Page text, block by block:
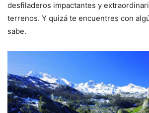
desfiladeros impactantes y
terrenos. Y quizá te encuentres con
sabe.